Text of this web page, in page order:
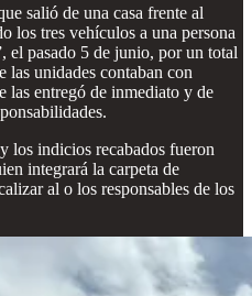
salió de una casa frente al
los tres vehículos a una persona
el pasado 5 de junio, por un total
unidades contaban con
las entregó de inmediato y de
los indicios recabados fueron
integrará la carpeta de
al o los responsables de los